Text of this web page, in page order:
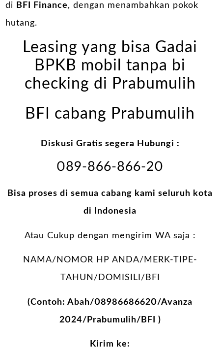
di BFI Finance, dengan menambahkan pokok
hutang.
Leasing yang bisa Gadai
BPKB mobil tanpa bi
checking di Prabumulih
BFI cabang Prabumulih
Diskusi Gratis segera Hubungi :
089-866-866-20
Bisa proses di semua cabang kami seluruh kota
di Indonesia
Atau Cukup dengan mengirim WA saja :
NAMA/NOMOR HP ANDA/MERK-TIPE-
TAHUN/DOMISILI/BFI
(Contoh: Abah/08986686620/Avanza
2024/Prabumulih/BFI )
Kirim ke: